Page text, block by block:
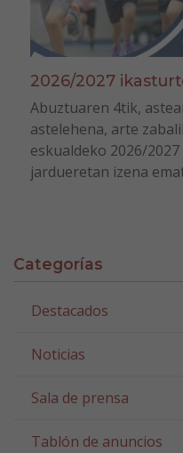
2026/2027
Abuztuaren 4tik,
astelehena, arte
eskualdeko 2026/
jardueretan izena
Categorías
Destacados
Noticias
Sala de prensa
Tablón de anuncios